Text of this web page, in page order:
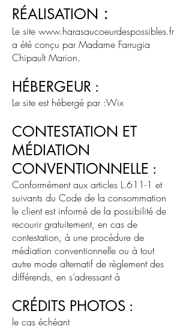
RÉALISATION :
Le site www.harasaucoeurdespossibles.fr
a été conçu par Madame Farrugia
Chipault Marion.
HÉBERGEUR :
Le site est hébergé par :Wix
CONTESTATION ET
MÉDIATION
CONVENTIONNELLE :
Conformément aux articles L.611-1 et
suivants du Code de la consommation
le client est informé de la possibilité de
recourir gratuitement, en cas de
contestation, à une procédure de
médiation conventionnelle ou à tout
autre mode alternatif de règlement des
différends, en s’adressant à
CRÉDITS PHOTOS :
le cas échéant